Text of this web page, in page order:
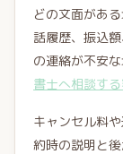
どの文面があ
話履歴、振込
の連絡が不安な
書士へ相談す
キャンセル料
約時の説明と